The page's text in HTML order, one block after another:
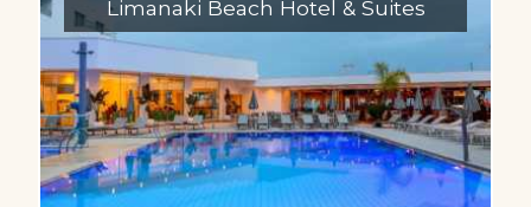
Limanaki Beach Hotel & Suites